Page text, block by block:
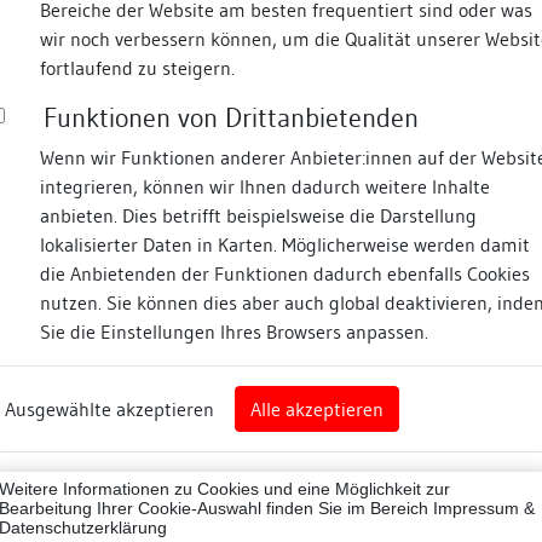
Bereiche der Website am besten frequentiert sind oder was
wir noch verbessern können, um die Qualität unserer
fortlaufend zu steigern.
Funktionen von Drittanbietenden
Wenn wir Funktionen anderer Anbieter:innen auf der
integrieren, können wir Ihnen dadurch weitere Inhalte
anbieten. Dies betrifft beispielsweise die Darstellung
lokalisierter Daten in Karten. Möglicherweise werden damit
die Anbietenden der Funktionen dadurch ebenfalls Cookies
nutzen. Sie können dies aber auch global deaktivieren,
Sie die Einstellungen Ihres Browsers anpassen.
Ausgewählte akzeptieren Alle akzeptieren
Weitere Informationen zu Cookies und eine Möglichkeit zur
Bearbeitung Ihrer Cookie-Auswahl finden Sie im Bereich Impressum &
Datenschutzerklärung
(Landkreis)
Bauhistorische
Beschreibung
Umgebung, Lage:
Mit seiner westlichen
Osttraufe zum Oberen
Lagedetail: